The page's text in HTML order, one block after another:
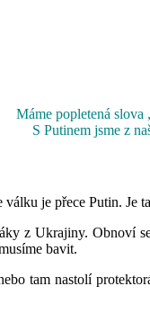
Máme popletená
S Putinem jsme z
je přece Putin. Je
z Ukrajiny. Obnoví
bavit.
tam nastolí